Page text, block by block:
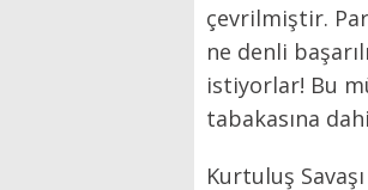
çevrilmiştir.
ne denli
istiyorlar! Bu
tabakasına
Kurtuluş